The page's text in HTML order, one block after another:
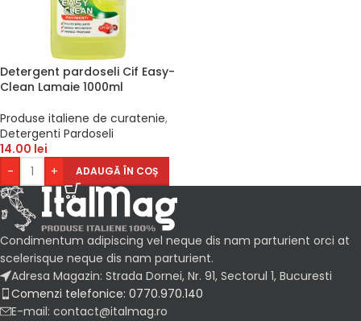
Detergent pardoseli Cif Easy-
Clean Lamaie 1000ml
Produse italiene de curatenie,
Detergenti Pardoseli
14.00 lei
-
+ ADAUGĂ ÎN COȘ
Condimentum adipiscing vel neque dis nam parturient orci at
scelerisque neque dis nam parturient.
Adresa Magazin: Strada Dornei, Nr. 91, Sectorul 1, Bucuresti
Comenzi telefonice: 0770.970.140
E-mail: contact@italmag.ro